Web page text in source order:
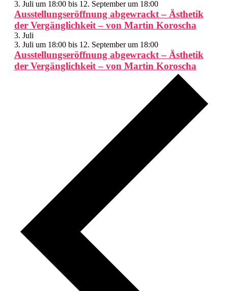
3. Juli um 18:00bis 12. September um 18:00
Ausstellungseröffnung abgewrackt – Ästhetik
der Vergänglichkeit – von Martin Koroscha
3. Juli
3. Juli um 18:00bis 12. September um 18:00
Ausstellungseröffnung abgewrackt – Ästhetik
der Vergänglichkeit – von Martin Koroscha